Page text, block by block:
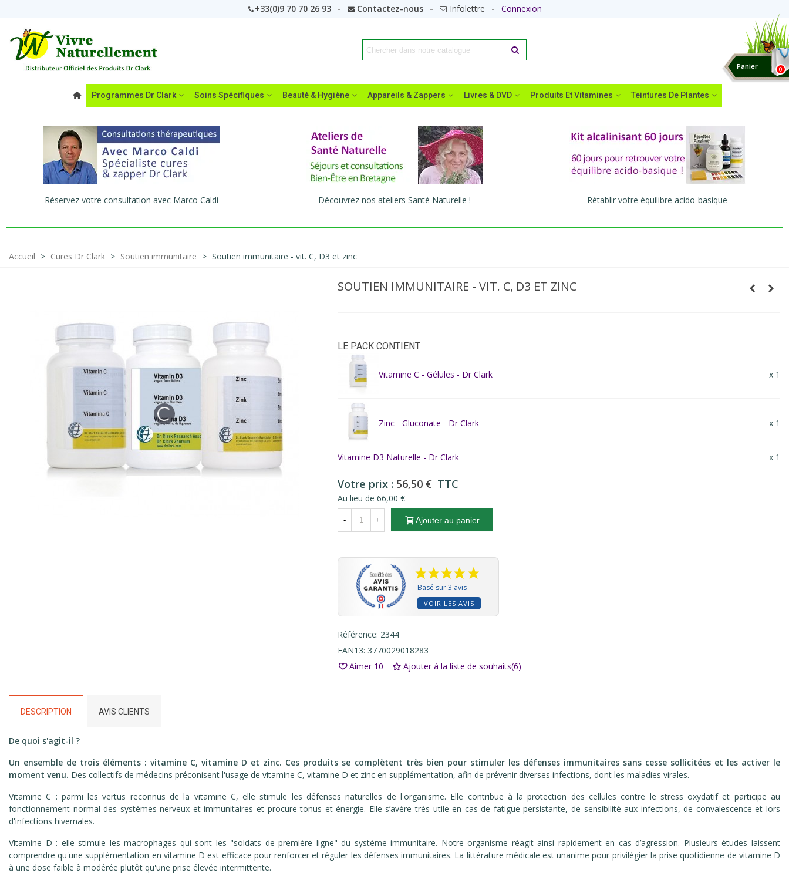
+33(0)9 70 70 26 93 Contactez-nous Infolettre Connexion
0
Panier
Programmes Dr Clark Soins Spécifiques Beauté & Hygiène Appareils & Zappers Livres & DVD Produits Et Vitamines Teintures De Plantes
Réservez votre consultation avec Marco Caldi Découvrez nos ateliers Santé Naturelle ! Rétablir votre équilibre acido-basique
Accueil > Cures Dr Clark > Soutien immunitaire > Soutien immunitaire - vit. C, D3 et zinc
SOUTIEN IMMUNITAIRE - VIT. C, D3 ET ZINC
LE PACK CONTIENT
Vitamine C - Gélules - Dr Clark x 1
Zinc - Gluconate - Dr Clark x 1
Vitamine D3 Naturelle - Dr Clark x 1
Votre prix : 56,50 € TTC
Au lieu de 66,00 €
- + Ajouter au panier
Basé sur 3 avis
VOIR LES AVIS
Référence: 2344
EAN13: 3770029018283
Aimer 10 Ajouter à la liste de souhaits(6)
DESCRIPTION AVIS CLIENTS
De quoi s'agit-il ?
Un ensemble de trois éléments : vitamine C, vitamine D et zinc. Ces produits se complètent très bien pour stimuler les défenses immunitaires sans cesse sollicitées et les activer le
moment venu. Des collectifs de médecins préconisent l'usage de vitamine C, vitamine D et zinc en supplémentation, afin de prévenir diverses infections, dont les maladies virales.
Vitamine C : parmi les vertus reconnus de la vitamine C, elle stimule les défenses naturelles de l'organisme. Elle contribue à la protection des cellules contre le stress oxydatif et participe au
fonctionnement normal des systèmes nerveux et immunitaires et procure tonus et énergie. Elle s’avère très utile en cas de fatigue persistante, de sensibilité aux infections, de convalescence et lors
d'infections hivernales.
Vitamine D : elle stimule les macrophages qui sont les "soldats de première ligne" du système immunitaire. Notre organisme réagit ainsi rapidement en cas d’agression. Plusieurs études laissent
comprendre qu'une supplémentation en vitamine D est efficace pour renforcer et réguler les défenses immunitaires. La littérature médicale est unanime pour privilégier la prise quotidienne de vitamine D
à une dose faible à modérée plutôt qu'une prise élevée intermittente.